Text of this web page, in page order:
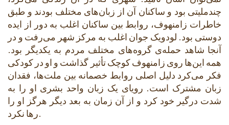
چندملیتی بود و ساکنان آن از زبان‌های مختلف بودند و طبق
خاطرات زامنهوف، روابط بین ساکنان اغلب به دور از ایده
دوستی بود. لودویک جوان اغلب به مرکز شهر می‌رفت و در
آنجا شاهد حمله‌ی گروه‌های مختلف مردم به یکدیگر بود.
همه این‌ها روی زامنهوف کوچک تأثیر گذاشت و او در کودکی
فکر می‌کرد دلیل اصلی روابط خصمانه بین ملت‌ها، فقدان
زبان مشترک است. رویای یک زبان واحد بشری او را به
شدت درگیر خود کرد و از آن زمان به بعد دیگر هرگز او را
رها نکرد.